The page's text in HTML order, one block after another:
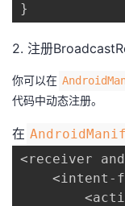
}
2. 注册
你可以在​
代码中动态注册。
在​
<receiver
<intent-